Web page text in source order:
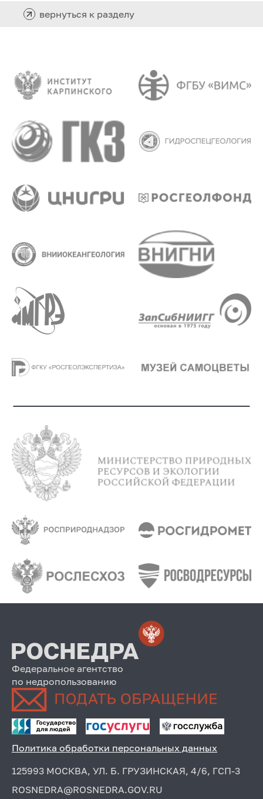
вернуться к разделу
Федеральное агентство
по недропользованию
Политика обработки персональных данных
125993 МОСКВА, УЛ. Б. ГРУЗИНСКАЯ, 4/6, ГСП-3
ROSNEDRA@ROSNEDRA.GOV.RU